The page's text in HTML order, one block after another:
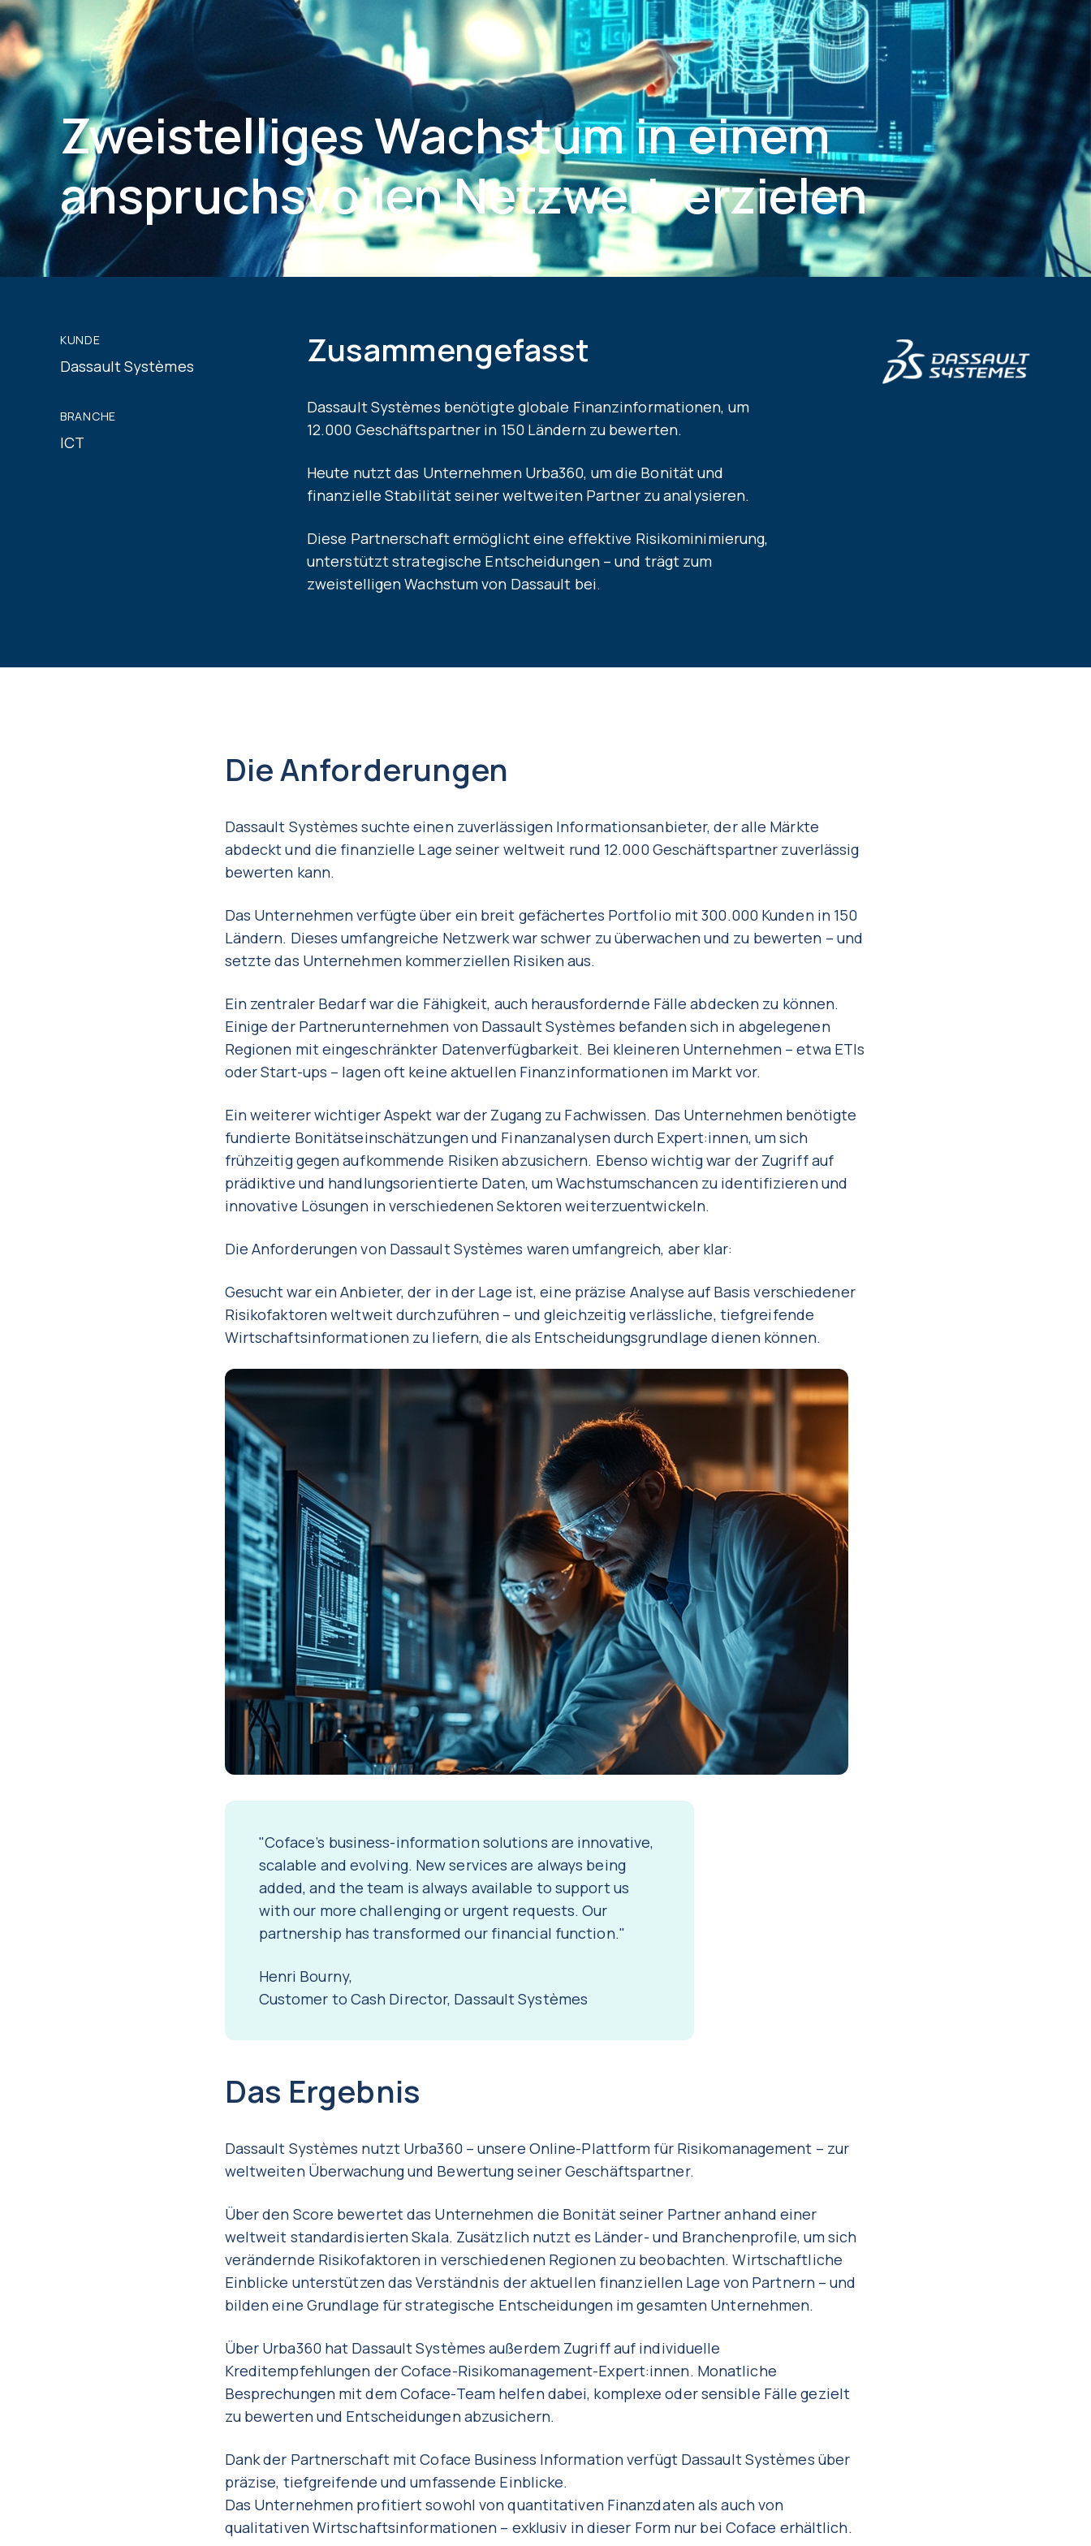
Zweistelliges Wachstum in einem
anspruchsvollen Netzwerk erzielen
KUNDE
Dassault Systèmes
BRANCHE
ICT
Zusammengefasst
Dassault Systèmes benötigte globale Finanzinformationen, um
12.000 Geschäftspartner in 150 Ländern zu bewerten.
Heute nutzt das Unternehmen Urba360, um die Bonität und
finanzielle Stabilität seiner weltweiten Partner zu analysieren.
Diese Partnerschaft ermöglicht eine effektive Risikominimierung,
unterstützt strategische Entscheidungen – und trägt zum
zweistelligen Wachstum von Dassault bei.
Die Anforderungen
Dassault Systèmes suchte einen zuverlässigen Informationsanbieter, der alle Märkte
abdeckt und die finanzielle Lage seiner weltweit rund 12.000 Geschäftspartner zuverlässig
bewerten kann.
Das Unternehmen verfügte über ein breit gefächertes Portfolio mit 300.000 Kunden in 150
Ländern. Dieses umfangreiche Netzwerk war schwer zu überwachen und zu bewerten – und
setzte das Unternehmen kommerziellen Risiken aus.
Ein zentraler Bedarf war die Fähigkeit, auch herausfordernde Fälle abdecken zu können.
Einige der Partnerunternehmen von Dassault Systèmes befanden sich in abgelegenen
Regionen mit eingeschränkter Datenverfügbarkeit. Bei kleineren Unternehmen – etwa ETIs
oder Start-ups – lagen oft keine aktuellen Finanzinformationen im Markt vor.
Ein weiterer wichtiger Aspekt war der Zugang zu Fachwissen. Das Unternehmen benötigte
fundierte Bonitätseinschätzungen und Finanzanalysen durch Expert:innen, um sich
frühzeitig gegen aufkommende Risiken abzusichern. Ebenso wichtig war der Zugriff auf
prädiktive und handlungsorientierte Daten, um Wachstumschancen zu identifizieren und
innovative Lösungen in verschiedenen Sektoren weiterzuentwickeln.
Die Anforderungen von Dassault Systèmes waren umfangreich, aber klar:
Gesucht war ein Anbieter, der in der Lage ist, eine präzise Analyse auf Basis verschiedener
Risikofaktoren weltweit durchzuführen – und gleichzeitig verlässliche, tiefgreifende
Wirtschaftsinformationen zu liefern, die als Entscheidungsgrundlage dienen können.
"Coface’s business-information solutions are innovative,
scalable and evolving. New services are always being
added, and the team is always available to support us
with our more challenging or urgent requests. Our
partnership has transformed our financial function."
Henri Bourny,
Customer to Cash Director, Dassault Systèmes
Das Ergebnis
Dassault Systèmes nutzt Urba360 – unsere Online-Plattform für Risikomanagement – zur
weltweiten Überwachung und Bewertung seiner Geschäftspartner.
Über den Score bewertet das Unternehmen die Bonität seiner Partner anhand einer
weltweit standardisierten Skala. Zusätzlich nutzt es Länder- und Branchenprofile, um sich
verändernde Risikofaktoren in verschiedenen Regionen zu beobachten. Wirtschaftliche
Einblicke unterstützen das Verständnis der aktuellen finanziellen Lage von Partnern – und
bilden eine Grundlage für strategische Entscheidungen im gesamten Unternehmen.
Über Urba360 hat Dassault Systèmes außerdem Zugriff auf individuelle
Kreditempfehlungen der Coface-Risikomanagement-Expert:innen. Monatliche
Besprechungen mit dem Coface-Team helfen dabei, komplexe oder sensible Fälle gezielt
zu bewerten und Entscheidungen abzusichern.
Dank der Partnerschaft mit Coface Business Information verfügt Dassault Systèmes über
präzise, tiefgreifende und umfassende Einblicke.
Das Unternehmen profitiert sowohl von quantitativen Finanzdaten als auch von
qualitativen Wirtschaftsinformationen – exklusiv in dieser Form nur bei Coface erhältlich.